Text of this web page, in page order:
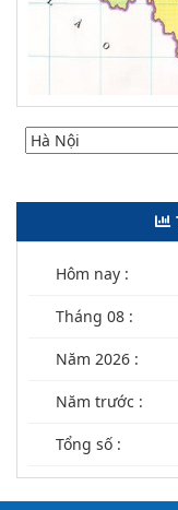
Hôm nay :
Tháng 08 :
Năm 2026 :
Năm trước :
Tổng số :